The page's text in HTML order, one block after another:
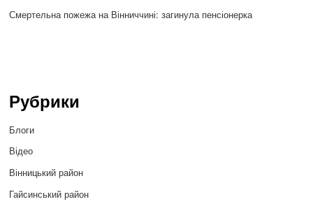
Смертельна пожежа на Вінниччині: загинула пенсіонерка
Рубрики
Блоги
Відео
Вінницький район
Гайсинський район